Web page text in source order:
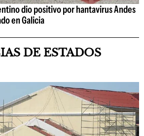
dio positivo por hantavirus Andes
en Galicia
DE ESTADOS